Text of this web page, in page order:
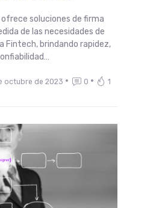
soluciones de firma
de las necesidades de
Fintech, brindando rapidez,
octubre de 2023 0 1